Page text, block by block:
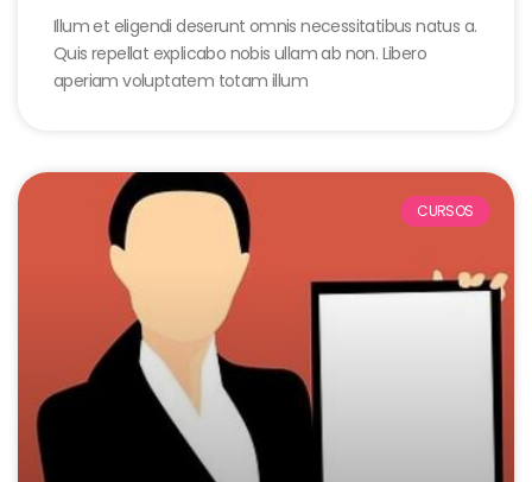
Illum et eligendi deserunt omnis necessitatibus natus a.
Quis repellat explicabo nobis ullam ab non. Libero
aperiam voluptatem totam illum
CURSOS